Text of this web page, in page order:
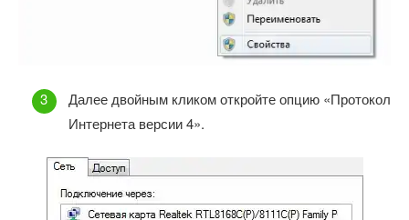
Далее двойным кликом откройте опцию «Протокол
Интернета версии 4».